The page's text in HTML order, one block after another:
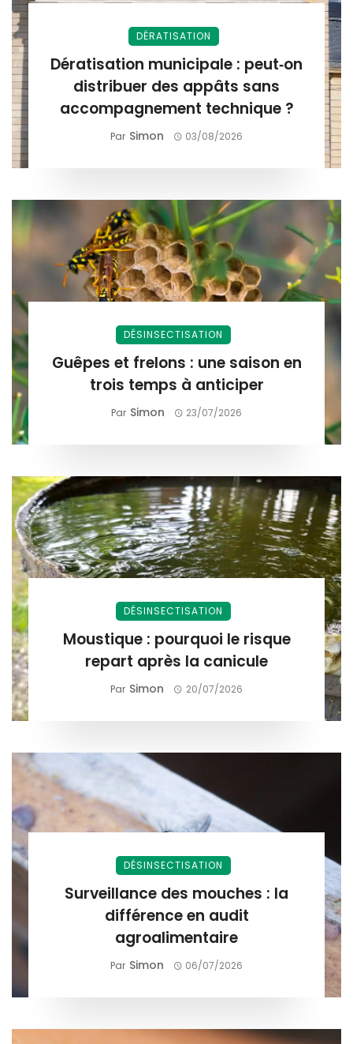
DÉRATISATION
Dératisation municipale : peut‑on
distribuer des appâts sans
accompagnement technique ?
Par Simon 03/08/2026
DÉSINSECTISATION
Guêpes et frelons : une saison en
trois temps à anticiper
Par Simon 23/07/2026
DÉSINSECTISATION
Moustique : pourquoi le risque
repart après la canicule
Par Simon 20/07/2026
DÉSINSECTISATION
Surveillance des mouches : la
différence en audit
agroalimentaire
Par Simon 06/07/2026